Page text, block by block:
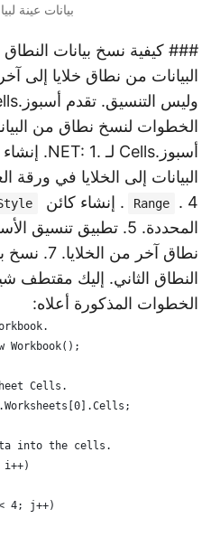
بيانات عينة
### كيفية نسخ بيانات النطاق
البيانات من نطاق خلايا إلى
أسبوز.Cells لـ .NET: 1. إنشاء
البيانات إلى الخلايا في ورقة العمل
Range . 4. إنشاء كائن Style
نطاق آخر من
الخطوات المذكورة أعلاه:
Workbook();
Cells.
into the cells.
i++)
4; j++)